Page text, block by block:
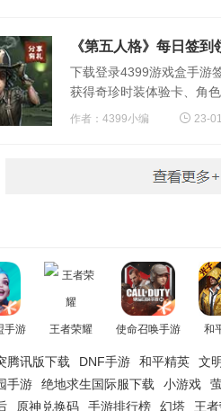
《第五人格》每日签
下载登录4399游戏盒手游
获得奇珍时装体验卡、角
作者：4399小编 23-
手游 王者荣耀 使命召唤手游 和
腾讯版下载 DNF手游 和平精英 文
手游
绝地求生国际服下载 小游戏
原神兑换码 手游排行榜 幻塔 王